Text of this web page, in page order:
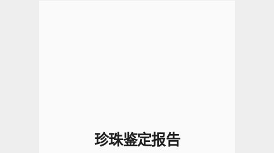
珍珠鉴定报告